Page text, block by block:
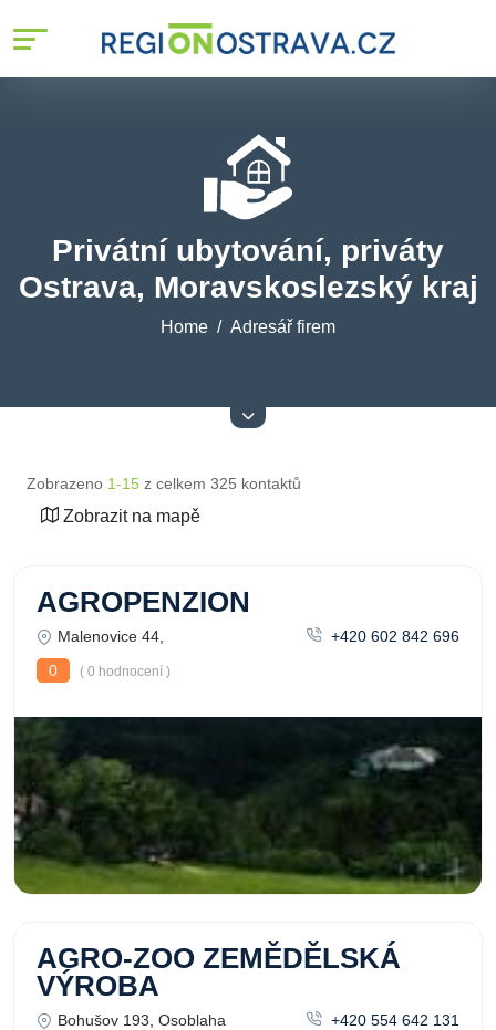
Privátní ubytování, priváty
Ostrava, Moravskoslezský kraj
Home Adresář firem
Zobrazeno 1-15 z celkem 325 kontaktů
Zobrazit na mapě
AGROPENZION
Malenovice 44,
+420 602 842 696
0
( 0 hodnocení )
AGRO-ZOO ZEMĚDĚLSKÁ
VÝROBA
Bohušov 193, Osoblaha
+420 554 642 131